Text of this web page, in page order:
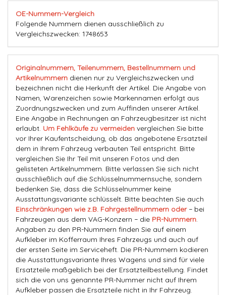
OE-Nummern-Vergleich
Folgende Nummern dienen ausschließlich zu
Vergleichszwecken: 1748653
Originalnummern, Teilenummern, Bestellnummern und
Artikelnummern dienen nur zu Vergleichszwecken und
bezeichnen nicht die Herkunft der Artikel. Die Angabe von
Namen, Warenzeichen sowie Markennamen erfolgt aus
Zuordnungszwecken und zum Auffinden unserer Artikel.
Eine Angabe in Rechnungen an Fahrzeugbesitzer ist nicht
erlaubt. Um Fehlkäufe zu vermeiden vergleichen Sie bitte
vor Ihrer Kaufentscheidung, ob das angebotene Ersatzteil
dem in Ihrem Fahrzeug verbauten Teil entspricht. Bitte
vergleichen Sie Ihr Teil mit unseren Fotos und den
gelisteten Artikelnummern. Bitte verlassen Sie sich nicht
ausschließlich auf die Schlüsselnummernsuche, sondern
bedenken Sie, dass die Schlüsselnummer keine
Ausstattungsvariante schlüsselt. Bitte beachten Sie auch
Einschränkungen wie z.B. Fahrgestellnummern oder− bei
Fahrzeugen aus dem VAG-Konzern − die PR-Nummern
Angaben zu den PR-Nummern finden Sie auf einem
Aufkleber im Kofferraum Ihres Fahrzeugs und auch auf
der ersten Seite im Serviceheft. Die PR-Nummern kodieren
die Ausstattungsvariante Ihres Wagens und sind für viele
Ersatzteile maßgeblich bei der Ersatzteilbestellung. Findet
sich die von uns genannte PR-Nummer nicht auf Ihrem
Aufkleber passen die Ersatzteile nicht in Ihr Fahrzeug.